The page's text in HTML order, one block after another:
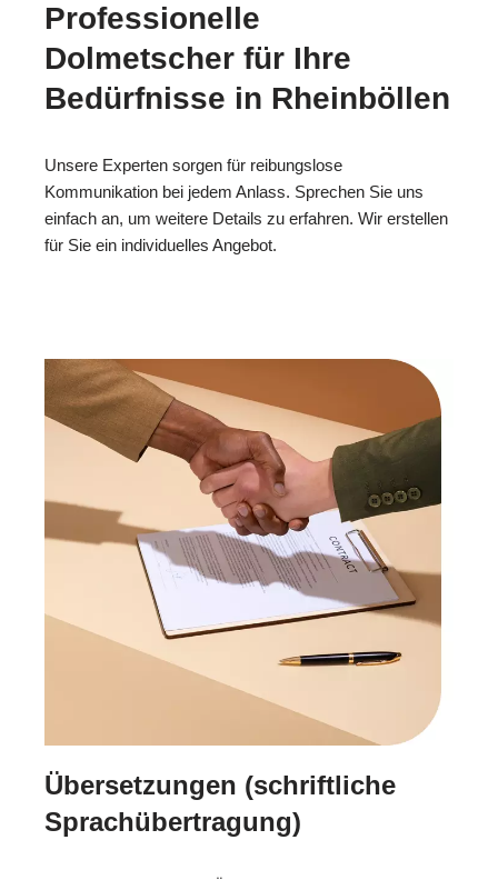
Professionelle
Dolmetscher für Ihre
Bedürfnisse in Rheinböllen
Unsere Experten sorgen für reibungslose
Kommunikation bei jedem Anlass. Sprechen Sie uns
einfach an, um weitere Details zu erfahren. Wir erstellen
für Sie ein individuelles Angebot.
Übersetzungen (schriftliche
Sprachübertragung)